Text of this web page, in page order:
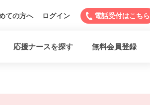
ての方へ ログイン 電話受付はこちら
応援ナースを探す 無料会員登録